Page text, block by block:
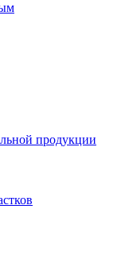
продукции